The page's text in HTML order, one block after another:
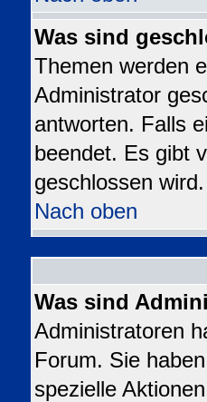
Was sind
Themen werden
Administrator
antworten. Falls
beendet. Es gibt
geschlossen wird.
Nach oben
Was sind
Administratoren
Forum. Sie
spezielle